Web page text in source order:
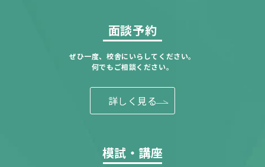
面談予約
ぜひ一度、校舎にいらしてください。
何でもご相談ください。
詳しく見る
模試・講座